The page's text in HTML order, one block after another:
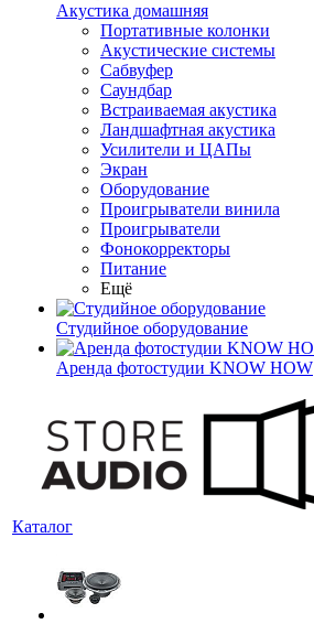
Акустика домашняя
Портативные колонки
Акустические системы
Сабвуфер
Саундбар
Встраиваемая акустика
Ландшафтная акустика
Усилители и ЦАПы
Экран
Оборудование
Проигрыватели винила
Проигрыватели
Фонокорректоры
Питание
Ещё
Студийное оборудование
Аренда фотостудии KNOW HOW
Каталог